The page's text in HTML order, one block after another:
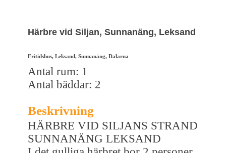
Härbre vid Siljan, Sunnanäng, Leksand
Fritidshus, Leksand, Sunnanäng, Dalarna
Antal rum: 1
Antal bäddar: 2
Beskrivning
HÄRBRE VID SILJANS STRAND
SUNNANÄNG LEKSAND